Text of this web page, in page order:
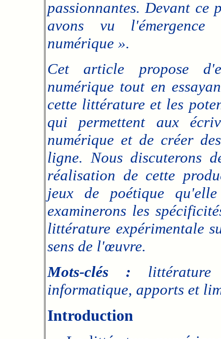
passionnantes. Devant ce
avons vu
numérique ».
Cet article propose
numérique tout en
cette littérature et les
qui permettent aux
numérique et de créer
ligne. Nous discuterons
réalisation de cette
jeux de poétique
examinerons les
littérature expérimentale
sens de l'œuvre.
Mots-clés : littérature
informatique, apports et
Introduction